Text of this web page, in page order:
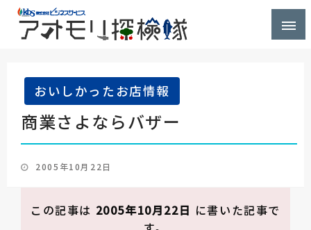
おいしかったお店情報
商業さよならバザー
投
日:
2005年10月22日
この記事は 2005年10月22日 に書いた記事で